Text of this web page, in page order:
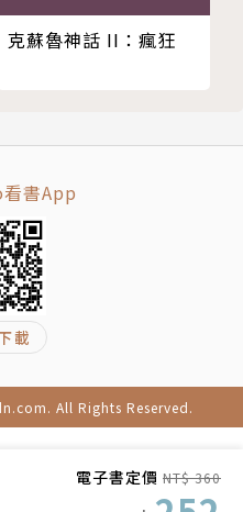
電子書定價 NT$ 360
抄寫你喜歡的經典作品。
自己的最佳投資。
為作家，
下來」帶來的改變。
在寫的過程中讓字變美，
拾青春記憶。
跟你共鳴的金句。
克蘇魯神話 II：瘋狂
書App
載
All Rights Reserved.